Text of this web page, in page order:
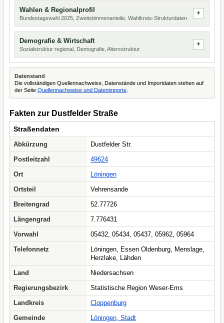
Wahlen & Regionalprofil
Bundestagswahl 2025, Zweitstimmenanteile, Wahlkreis-Strukturdaten
Demografie & Wirtschaft
Sozialstruktur regional, Demografie, Altersstruktur
Datenstand
Die vollständigen Quellennachweise, Datenstände und Importdaten stehen auf
der Seite Quellennachweise und Datenimporte
Fakten zur Dustfelder Straße
Straßendaten
Abkürzung
Dustfelder Str.
Postleitzahl
49624
Ort
Löningen
Ortsteil
Vehrensande
Breitengrad
52.77726
Längengrad
7.776431
Vorwahl
05432, 05434, 05437, 05962, 05964
Telefonnetz
Löningen, Essen Oldenburg, Menslage,
Herzlake, Lähden
Land
Niedersachsen
Regierungsbezirk
Statistische Region Weser-Ems
Landkreis
Cloppenburg
Gemeinde
Löningen, Stadt